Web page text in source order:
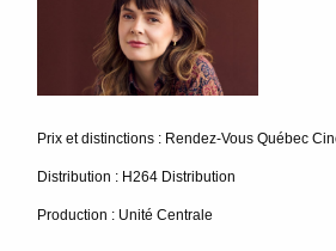
Prix et distinctions : Rendez-Vous Québec
Distribution : H264 Distribution
Production : Unité Centrale